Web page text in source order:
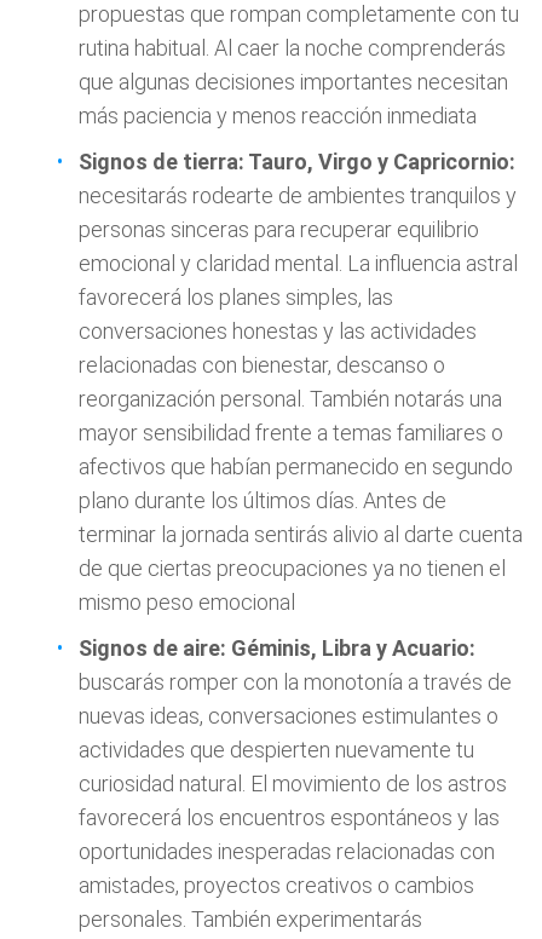
propuestas que rompan completamente con tu
rutina habitual. Al caer la noche comprenderás
que algunas decisiones importantes necesitan
más paciencia y menos reacción inmediata
Signos de tierra: Tauro, Virgo y Capricornio:
necesitarás rodearte de ambientes tranquilos y
personas sinceras para recuperar equilibrio
emocional y claridad mental. La influencia astral
favorecerá los planes simples, las
conversaciones honestas y las actividades
relacionadas con bienestar, descanso o
reorganización personal. También notarás una
mayor sensibilidad frente a temas familiares o
afectivos que habían permanecido en segundo
plano durante los últimos días. Antes de
terminar la jornada sentirás alivio al darte cuenta
de que ciertas preocupaciones ya no tienen el
mismo peso emocional
Signos de aire: Géminis, Libra y Acuario:
buscarás romper con la monotonía a través de
nuevas ideas, conversaciones estimulantes o
actividades que despierten nuevamente tu
curiosidad natural. El movimiento de los astros
favorecerá los encuentros espontáneos y las
oportunidades inesperadas relacionadas con
amistades, proyectos creativos o cambios
personales. También experimentarás